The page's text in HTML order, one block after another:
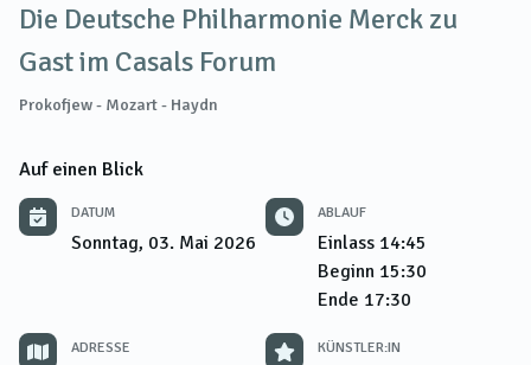
Die Deutsche Philharmonie Merck zu
Gast im Casals Forum
Prokofjew - Mozart - Haydn
Auf einen Blick
DATUM
Sonntag, 03. Mai 2026
ABLAUF
Einlass 14:45
Beginn 15:30
Ende 17:30
ADRESSE KÜNSTLER:IN